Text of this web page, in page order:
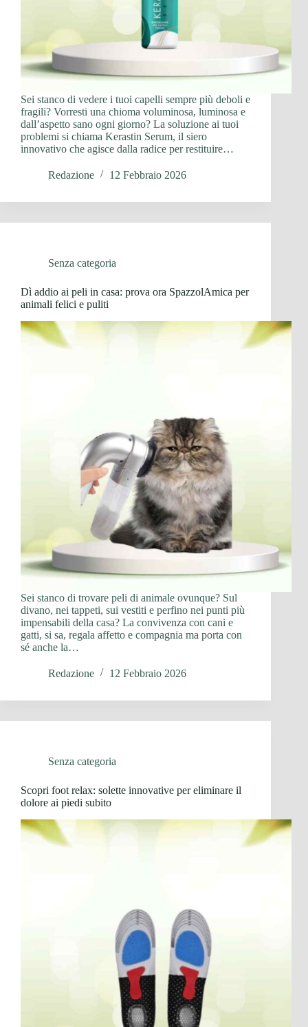
Sei stanco di vedere i tuoi capelli sempre più deboli e
fragili? Vorresti una chioma voluminosa, luminosa e
dall’aspetto sano ogni giorno? La soluzione ai tuoi
problemi si chiama Kerastin Serum, il siero
innovativo che agisce dalla radice per restituire…
Redazione 12 Febbraio 2026
Senza categoria
Dì addio ai peli in casa: prova ora SpazzolAmica per
animali felici e puliti
Sei stanco di trovare peli di animale ovunque? Sul
divano, nei tappeti, sui vestiti e perfino nei punti più
impensabili della casa? La convivenza con cani e
gatti, si sa, regala affetto e compagnia ma porta con
sé anche la…
Redazione 12 Febbraio 2026
Senza categoria
Scopri foot relax: solette innovative per eliminare il
dolore ai piedi subito